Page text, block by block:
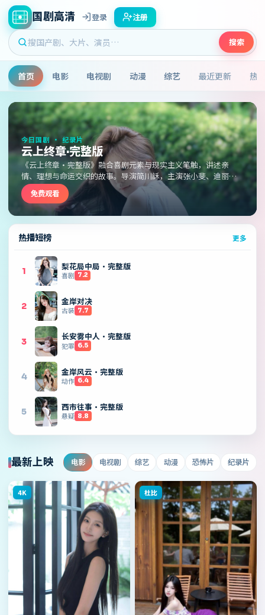
国剧高清
搜索
登录 注册
首页 电影 电视剧 动漫 综艺 最近更新 热
热播国产剧高清视频大片免
今日国剧 · 纪录片
云上终章·完整版
《云上终章·完整版》融合喜剧元素与现实主义笔触，讲述亲
情、理想与命运交织的故事。导演简川訸，主演张小斐、迪丽热
巴、沈腾，中国香港2026年上映，高清大片质感在线。
免费观看
热播短榜 更多
1 梨花局中局·完整版
喜剧 7.2
2 金岸对决
古装 7.7
3 长安雾中人·完整版
犯罪 6.5
4 金岸风云·完整版
动作 6.4
5 西市往事·完整版
悬疑 8.8
最新上映 电影 电视剧 综艺 动漫 恐怖片 纪录片
4K 杜比